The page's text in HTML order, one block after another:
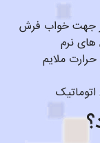
جهت خواب فرش
نرم
با غلطک ۲ تنی با حرارت ملایم